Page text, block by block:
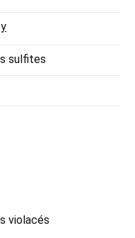
sulfites
violacés